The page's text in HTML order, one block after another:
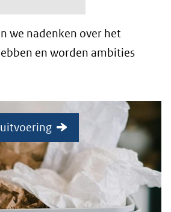
we nadenken over het
en worden ambities